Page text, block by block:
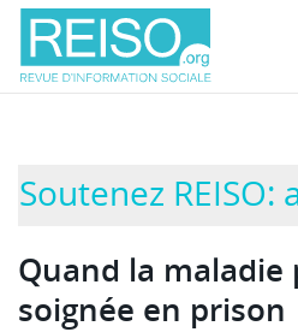
Soutenez REISO:
Quand la maladie
soignée en prison